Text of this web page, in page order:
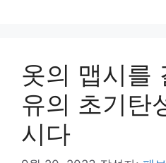
옷의 맵시를
유의 초기탄
시다